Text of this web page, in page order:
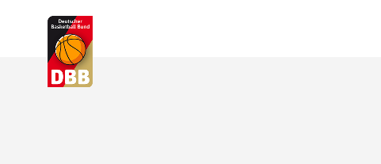
Suchvorschläge